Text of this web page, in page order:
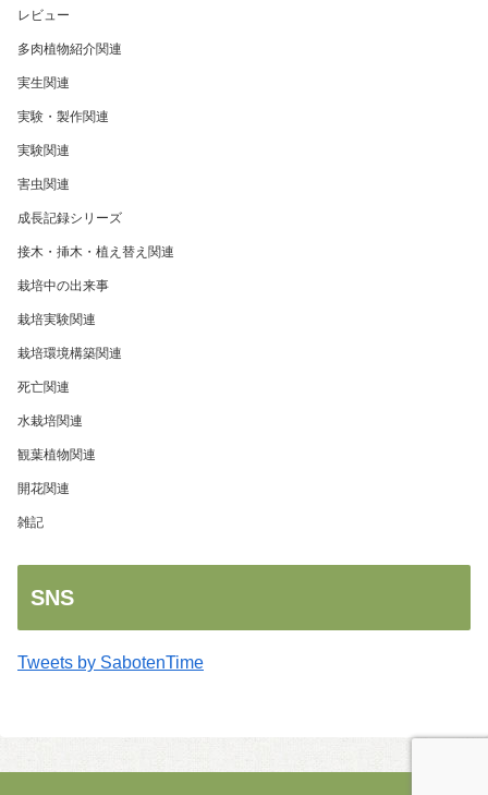
レビュー
多肉植物紹介関連
実生関連
実験・製作関連
実験関連
害虫関連
成長記録シリーズ
接木・挿木・植え替え関連
栽培中の出来事
栽培実験関連
栽培環境構築関連
死亡関連
水栽培関連
観葉植物関連
開花関連
雑記
SNS
Tweets by SabotenTime